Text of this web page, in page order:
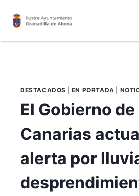
DESTACADOS EN PORTADA
El Gobierno de
Canarias
alerta por